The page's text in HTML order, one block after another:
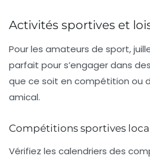
Activités sportives et
Pour les amateurs de sport,
parfait pour s’engager dans
que ce soit en compétition ou
amical.
Compétitions sportives
Vérifiez les calendriers des